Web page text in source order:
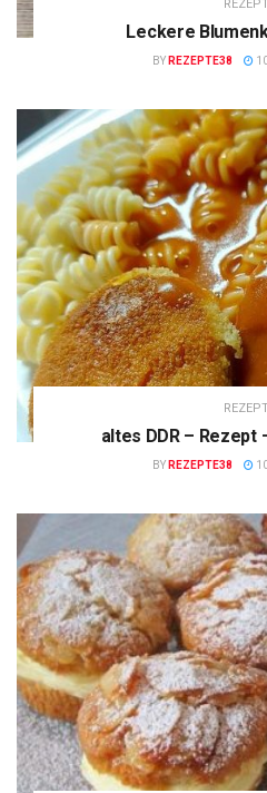
Leckere
BY REZEPTE38
altes DDR –
BY REZEPTE38